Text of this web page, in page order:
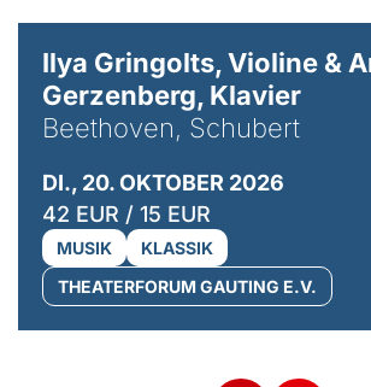
Ilya Gringolts, Violine &
Gerzenberg, Klavier
Beethoven, Schubert
DI., 20. OKTOBER 2026
42 EUR / 15 EUR
MUSIK
KLASSIK
THEATERFORUM GAUTING E.V.